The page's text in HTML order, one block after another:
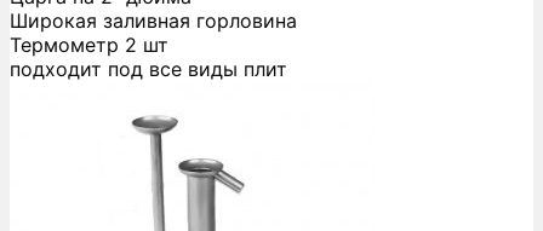
Широкая заливная горловина
Термометр 2 шт
подходит под все виды плит